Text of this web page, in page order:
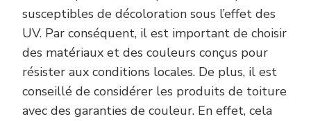
susceptibles de décoloration sous l’effet des
UV. Par conséquent, il est important de choisir
des matériaux et des couleurs conçus pour
résister aux conditions locales. De plus, il est
conseillé de considérer les produits de toiture
avec des garanties de couleur. En effet, cela